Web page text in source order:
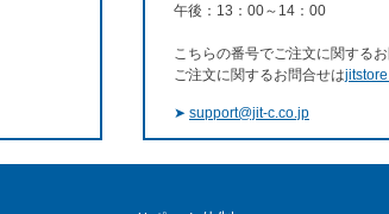
午後：13：00～14：00
こちらの番号でご注文に関する
ご注文に関するお問合せは
➤ support@jit-c.co.jp